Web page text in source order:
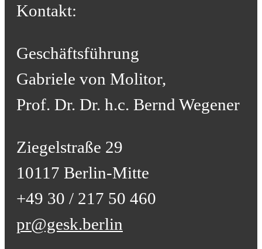
Kontakt:
Geschäftsführung
Gabriele von Molitor,
Prof. Dr. Dr. h.c. Bernd Wegener
Ziegelstraße 29
10117 Berlin-Mitte
+49 30 / 217 50 460
pr@gesk.berlin